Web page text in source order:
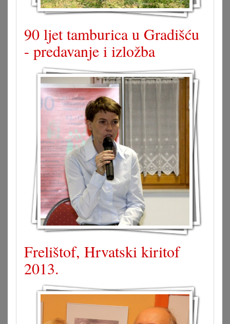
90 ljet tamburica u Gradišću
- predavanje i izložba
Frelištof, Hrvatski kiritof
2013.